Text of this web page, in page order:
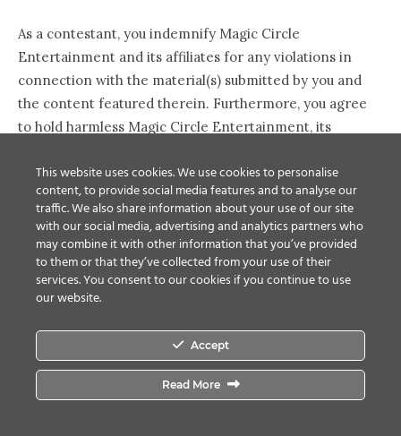
As a contestant, you indemnify Magic Circle
Entertainment and its affiliates for any violations in
connection with the material(s) submitted by you and
the content featured therein. Furthermore, you agree
to hold harmless Magic Circle Entertainment, its
employees against any and all claims, judgments,
damages, liabilities, penalties and fines of any kind,
stemming from any discovery that the submitted
material(s) violate any and all applicable laws.
Copyright in all materials submitted for this contest will
include a videographer/photographer credit where
feasible and at the discretion of Magic Circle
This website uses cookies. We use cookies to personalise
content, to provide social media features and to analyse our
traffic. We also share information about your use of our site
with our social media, advertising and analytics partners who
may combine it with other information that you’ve provided
to them or that they’ve collected from your use of their
services. You consent to our cookies if you continue to use
our website.
Accept
Read More